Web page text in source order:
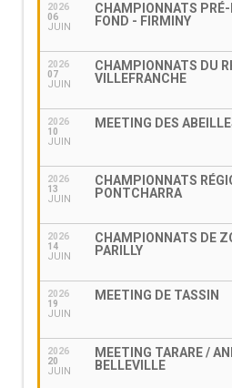
2026
06
JUIN
CHAMPIONNATS
FOND - FIRMINY
2026
07
JUIN
CHAMPIONNATS DU
VILLEFRANCHE
2026
10
JUIN
MEETING DES
2026
13
JUIN
CHAMPIONNATS
PONTCHARRA
2026
14
JUIN
CHAMPIONNATS DE
PARILLY
2026
19
JUIN
MEETING DE TASSIN
2026
20
JUIN
MEETING TARARE /
BELLEVILLE